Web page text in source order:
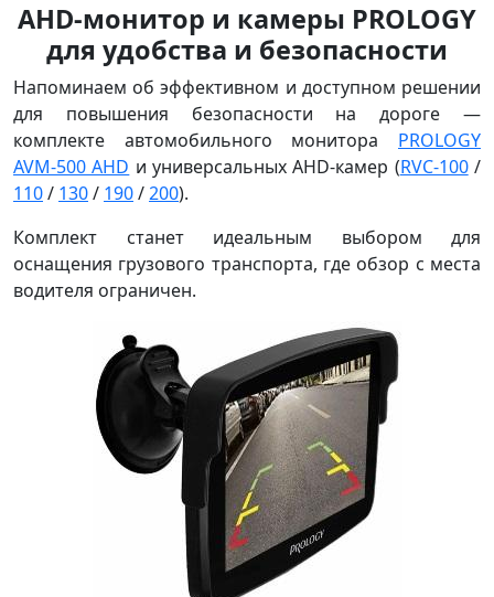
AHD-монитор и камеры PROLOGY
для удобства и безопасности
Напоминаем об эффективном и доступном решении
для повышения безопасности на дороге —
комплекте автомобильного монитора PROLOGY
AVM-500 AHD и универсальных AHD-камер (RVC-100/
110/ 130/ 190/200).
Комплект станет идеальным выбором для
оснащения грузового транспорта, где обзор с места
водителя ограничен.